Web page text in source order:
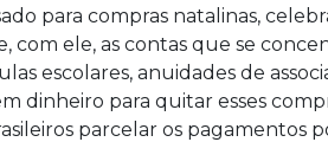
para compras natalinas,
com ele, as contas que se
escolares, anuidades de
dinheiro para quitar esses
parcelar os pagamentos